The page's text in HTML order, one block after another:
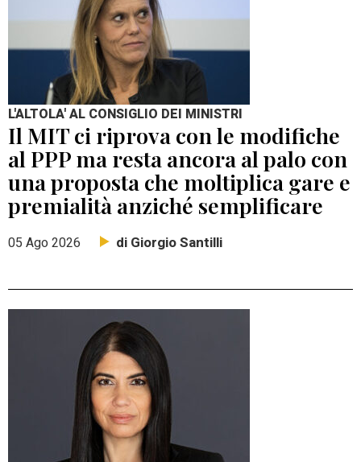
L'ALTOLA' AL CONSIGLIO DEI MINISTRI
Il MIT ci riprova con le modifiche
al PPP ma resta ancora al palo con
una proposta che moltiplica gare e
premialità anziché semplificare
05 Ago 2026 di Giorgio Santilli